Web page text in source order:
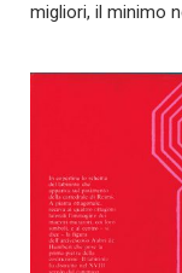
migliori, il minimo